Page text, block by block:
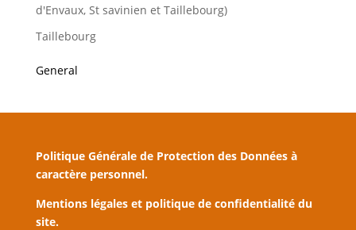
d'Envaux, St savinien et Taillebourg)
Taillebourg
General
Politique Générale de Protection des Données à
caractère personnel.
Mentions légales et politique de confidentialité du
site.